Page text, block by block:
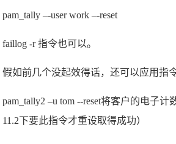
pam_tally –-user work –-reset
faillog -r 指令也可以。
假如前几个没起效得话，还可以应用指令
pam_tally2 –u tom --reset将客户的电子计
11.2下要此指令才重设取得成功）